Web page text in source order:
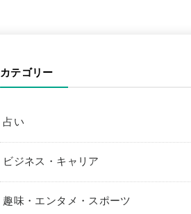
カテゴリー
占い
ビジネス・キャリア
趣味・エンタメ・スポーツ